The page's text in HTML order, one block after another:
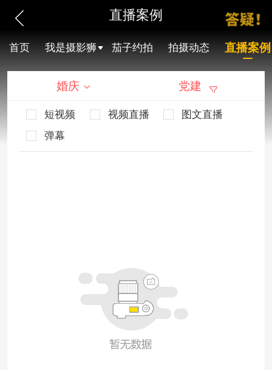
直播案例
首页 我是摄影狮 茄子约拍 拍摄动态 直播案例
婚庆 党建
短视频 视频直播
图文直播
弹幕